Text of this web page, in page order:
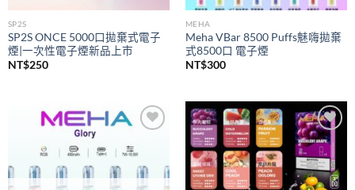
SP2S
SP2S ONCE 5000口拋棄式電子
煙|一次性電子煙新品上市
NT$250
MEHA
Meha VBar 8500 Puffs魅嗨拋棄
式8500口 電子煙
NT$300
wishlist
Add to
wishlist